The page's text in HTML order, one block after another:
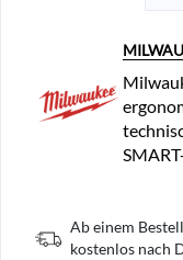
Ab einem
kostenlos nach